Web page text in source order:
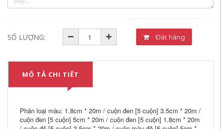
SỐ LƯỢNG: Đặt hàng
MÔ TẢ CHI TIẾT
Phân loại màu: 1.8cm * 20m / cuộn đen [5 cuộn] 3.5cm * 20m /
cuộn đen [5 cuộn] 5cm * 20m / cuộn đen [5 cuộn] 1.8cm * 20m